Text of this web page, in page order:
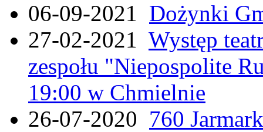
06-09-2021 Dożynki
27-02-2021 Występ
zespołu "Niepospolite
19:00 w Chmielnie
26-07-2020 760